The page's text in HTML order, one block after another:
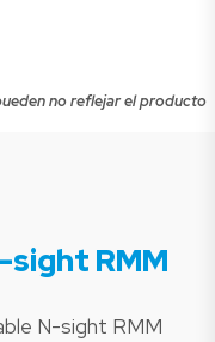
no reflejar el producto
RMM
N-sight RMM